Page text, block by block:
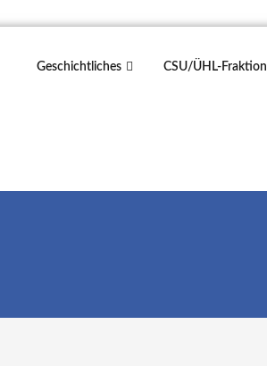
Geschichtliches CSU/ÜHL-Fraktion